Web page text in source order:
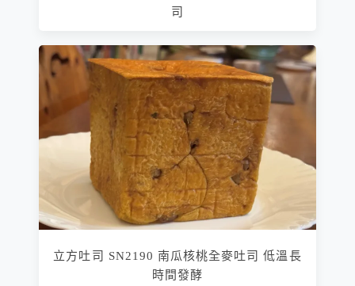
司
立方吐司 SN2190 南瓜核桃全麥吐司 低溫長
時間發酵